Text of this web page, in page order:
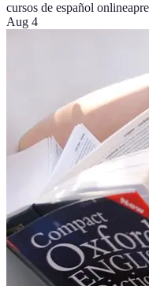
cursos de español online
Aug 4